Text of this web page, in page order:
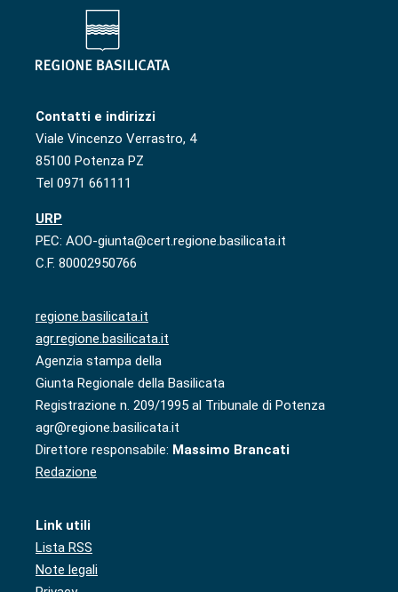
Contatti e indirizzi
Viale Vincenzo Verrastro, 4
85100 Potenza PZ
Tel 0971 661111
URP
PEC: AOO-giunta@cert.regione.basilicata.it
C.F. 80002950766
regione.basilicata.it
agr.regione.basilicata.it
Agenzia stampa della
Giunta Regionale della Basilicata
Registrazione n. 209/1995 al Tribunale di Potenza
agr@regione.basilicata.it
Direttore responsabile: Massimo Brancati
Redazione
Link utili
Lista RSS
Note legali